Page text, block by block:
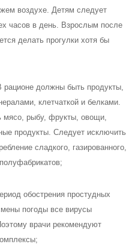
воздухе. Детям следует
часов в день. Взрослым после
делать прогулки хотя бы
рационе должны быть продукты,
клетчаткой и белками.
мясо, рыбу, фрукты, овощи,
продукты. Следует исключить
сладкого, газированного,
обострения простудных
погоды все вирусы
врачи рекомендуют